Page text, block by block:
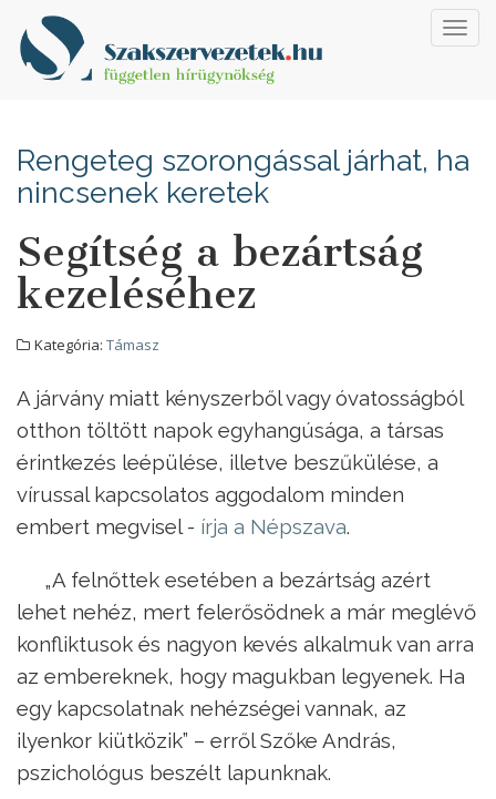
Rengeteg szorongással járhat, ha
nincsenek keretek
Segítség a bezártság
kezeléséhez
Kategória: Támasz
A járvány miatt kényszerből vagy óvatosságból
otthon töltött napok egyhangúsága, a társas
érintkezés leépülése, illetve beszűkülése, a
vírussal kapcsolatos aggodalom minden
embert megvisel - írja a Népszava.
„A felnőttek esetében a bezártság azért
lehet nehéz, mert felerősödnek a már meglévő
konfliktusok és nagyon kevés alkalmuk van arra
az embereknek, hogy magukban legyenek. Ha
egy kapcsolatnak nehézségei vannak, az
ilyenkor kiütközik” – erről Szőke András,
pszichológus beszélt lapunknak.